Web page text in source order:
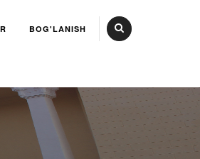
BOG'LANISH